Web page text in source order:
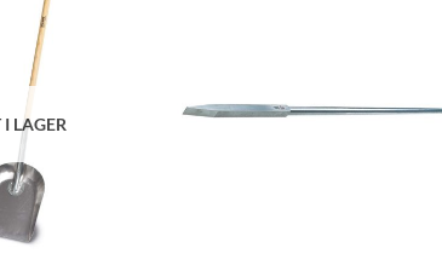
I LAGER